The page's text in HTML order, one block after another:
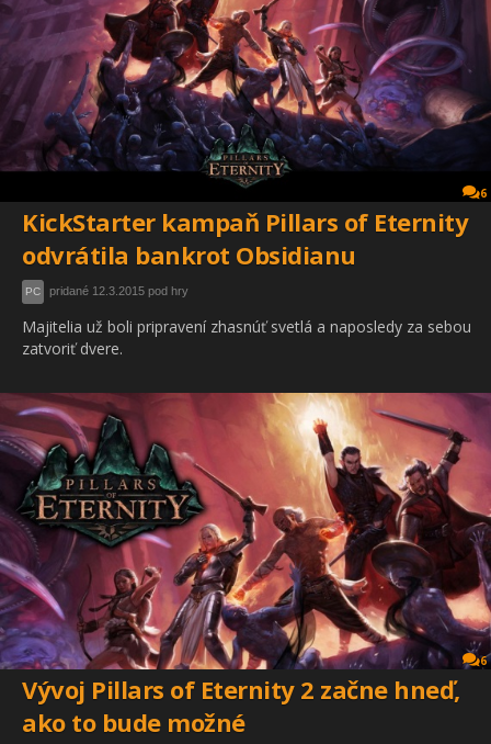
6
KickStarter kampaň Pillars of Eternity
odvrátila bankrot Obsidianu
PC pridané 12.3.2015 pod hry
Majitelia už boli pripravení zhasnúť svetlá a naposledy za sebou
zatvoriť dvere.
6
Vývoj Pillars of Eternity 2 začne hneď,
ako to bude možné